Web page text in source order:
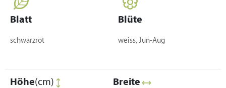
Blatt
schwarzrot
Blüte
weiss, Jun-Aug
Höhe(cm) Breite